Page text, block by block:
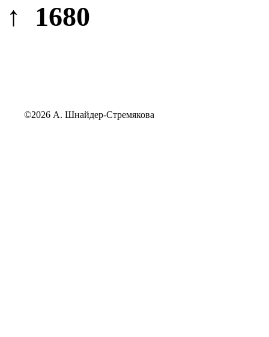
↑ 1680
©2026 А. Шнайдер-Стремякова